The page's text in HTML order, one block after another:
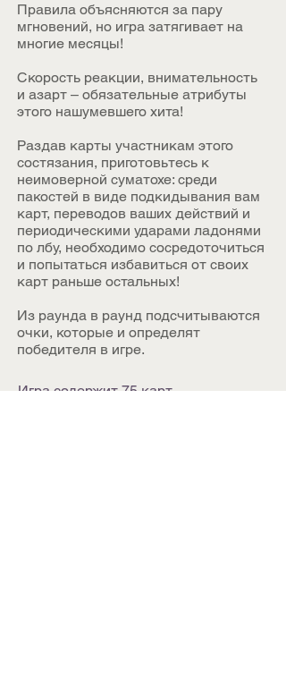
Правила объясняются за пару
мгновений, но игра затягивает на
многие месяцы!
Скорость реакции, внимательность
и азарт – обязательные атрибуты
этого нашумевшего хита!
Раздав карты участникам этого
состязания, приготовьтесь к
неимоверной суматохе: среди
пакостей в виде подкидывания вам
карт, переводов ваших действий и
периодическими ударами ладонями
по лбу, необходимо сосредоточиться
и попытаться избавиться от своих
карт раньше остальных!
Из раунда в раунд подсчитываются
очки, которые и определят
победителя в игре.
Игра содержит 75 карт